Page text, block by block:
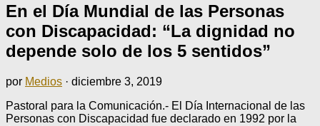
En el Día Mundial de las Personas
con Discapacidad: “La dignidad no
depende solo de los 5 sentidos”
por Medios · diciembre 3, 2019
Pastoral para la Comunicación.- El Día Internacional de las
Personas con Discapacidad fue declarado en 1992 por la